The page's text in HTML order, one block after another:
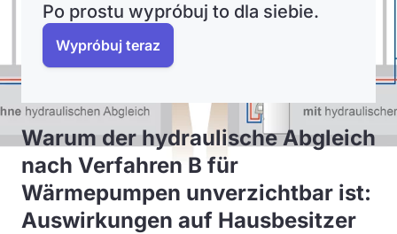
Po prostu wypróbuj to dla siebie.
Wypróbuj teraz
Warum der hydraulische Abgleich
nach Verfahren B für
Wärmepumpen unverzichtbar ist:
Auswirkungen auf Hausbesitzer